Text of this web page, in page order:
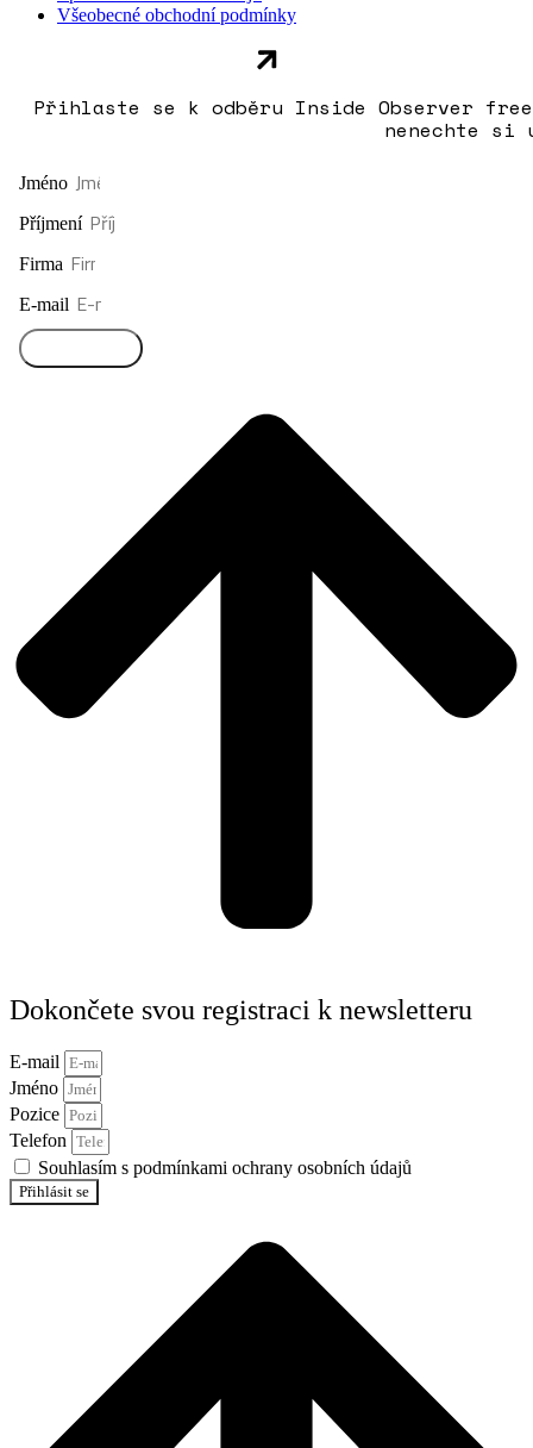
Všeobecné obchodní podmínky
Přihlaste se k odběru Inside Observer
nenechte si
Jméno
Příjmení
Firma
E-mail
Dokončete svou registraci k newsletteru
E-mail
Jméno
Pozice
Telefon
Souhlasím s podmínkami ochrany osobních údajů
Přihlásit se